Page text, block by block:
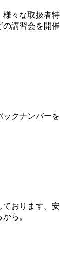
様々な取扱者特
の講習会を開催
ックナンバーを
ております。安
ら。